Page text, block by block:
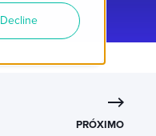
Decline
PRÓXIMO